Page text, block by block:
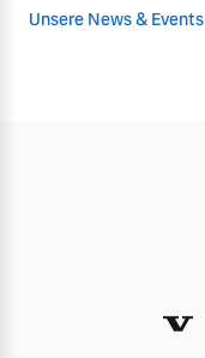
Unsere News & Events